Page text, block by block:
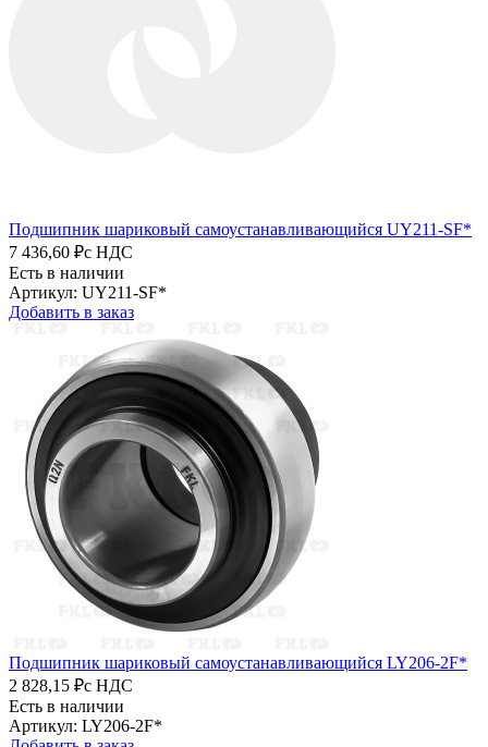
Подшипник шариковый самоустанавливающийся UY211-SF*
7 436,60 ₽с НДС
Есть в наличии
Артикул: UY211-SF*
Добавить в заказ
Подшипник шариковый самоустанавливающийся LY206-2F*
2 828,15 ₽с НДС
Есть в наличии
Артикул: LY206-2F*